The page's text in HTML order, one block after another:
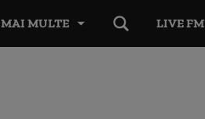
LIVE FM
MAI MULTE